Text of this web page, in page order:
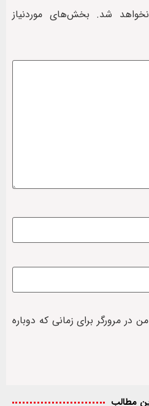
شد. بخش‌های موردنیاز
در مرورگر برای زمانی که دوباره
مطالب